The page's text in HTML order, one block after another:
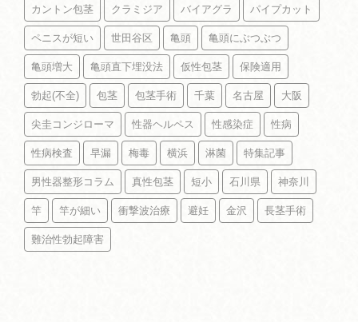
カントン包茎 クラミジア バイアグラ パイプカット
ペニスが短い 世田谷区 亀頭 亀頭にぶつぶつ
亀頭増大 亀頭直下埋没法 仮性包茎 保険適用
勃起(不全) 包茎 包茎手術 千葉 名古屋 大阪
尖圭コンジローマ 性器ヘルペス 性感染症 性病
性病検査 早漏 梅毒 横浜 淋菌 特集記事
男性器整形コラム 真性包茎 短小 石川県 神奈川
竿 竿が細い 衝撃波治療 避妊 金沢 長茎手術
難治性勃起障害